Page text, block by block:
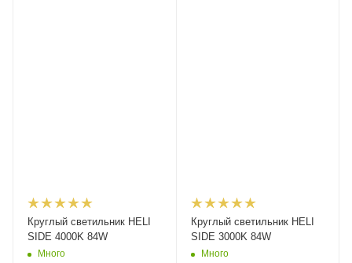
Круглый светильник HELI
SIDE 4000K 84W
Много
Круглый светильник HELI
SIDE 3000K 84W
Много